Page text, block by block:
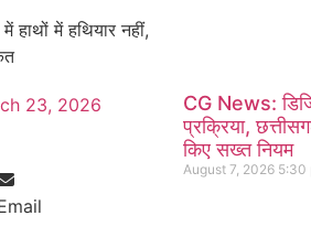
23, 2026
CG News:
प्रक्रिया,
किए सख्त नियम
August 7, 2026 5:30